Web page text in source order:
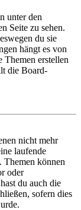
unter den
Seite zu sehen.
du sie
hängt es von
Themen erstellen
die Board-
nicht mehr
laufende
Themen können
oder
du auch die
sofern dies